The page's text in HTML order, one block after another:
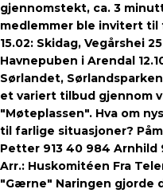
gjennomstekt, ca. 3
medlemmer ble invitert
15.02: Skidag, Vegårshei
Havnepuben i Arendal
Sørlandet,
et variert tilbud gjennom
"Møteplassen". Hva om
til farlige situasjoner?
Petter 913 40 984 Arnhild
Arr.: Huskomitéen Fra
"Gærne" Naringen gjorde